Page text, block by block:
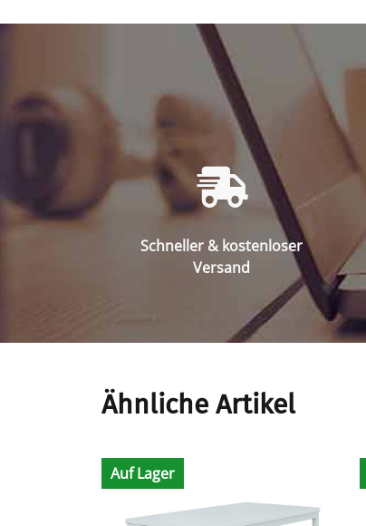
Schneller & kostenloser
Versand
Ähnliche Artikel
Auf Lager